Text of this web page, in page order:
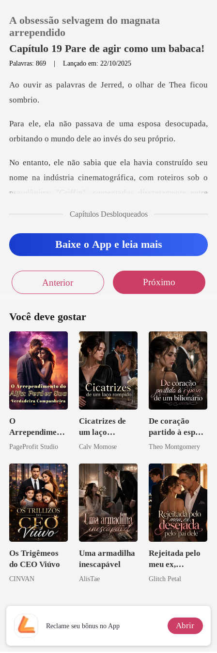
Loja
Histórico
A obsessão selvagem do magnata
arrependido
Capítulo 19 Pare de agir como um babaca!
Palavras: 869 |Lançado em: 22/10/2025
de Jerred, o olhar de
esposa desocupada,
orbitando o mu
na indústria cinematográfica, com roteiros sob o
pseudônimo
Capítulos Desbloqueados
Baixe o App e leia mais
Anterior Próximo
Você deve gostar
O
Arrependiment
o do Alfa:
Verdadeira
Companheira
PageProfit Studio
Cicatrizes de
um laço
rompido
Calv Momose
De coração
partido à esposa
de um bilionário
Theo Montgomery
Os Trigêmeos
do CEO Viúvo
CINVAN
Uma armadilha
inescapável
AlisTae
Rejeitada pelo
meu ex,
desejada pelo
Glitch Petal
Reclame seu bônus no App Abrir